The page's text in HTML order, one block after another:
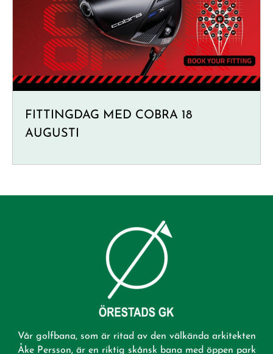
FITTINGDAG MED COBRA 18
AUGUSTI
Vår golfbana, som är ritad av den välkända arkitekten
Åke Persson, är en riktig skånsk bana med öppen park